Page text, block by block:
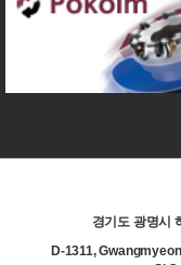
경기도 광명시
D-1311,